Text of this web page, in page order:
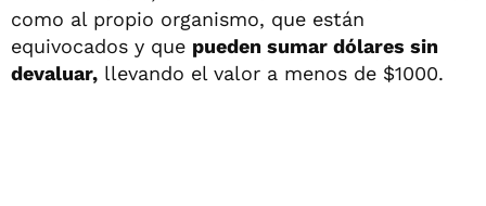
como al propio organismo, que están
equivocados y que pueden sumar dólares sin
devaluar, llevando el valor a menos de $1000.